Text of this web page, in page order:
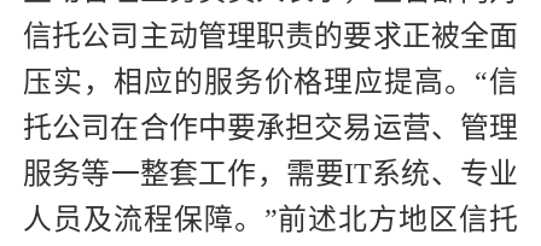
信托公司主动管理职责的要求正被全面
压实，相应的服务价格理应提高。“信
托公司在合作中要承担交易运营、管理
服务等一整套工作，需要IT系统、专业
人员及流程保障。”前述北方地区信托